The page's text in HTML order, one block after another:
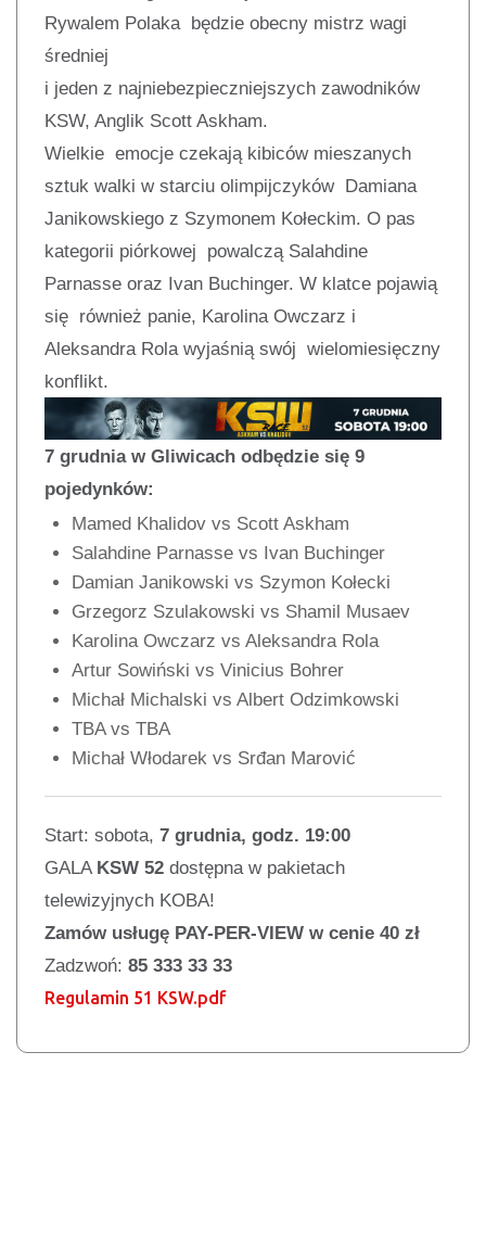
Rywalem Polaka będzie obecny mistrz wagi
średniej
i jeden z najniebezpieczniejszych zawodników
KSW, Anglik Scott Askham.
Wielkie emocje czekają kibiców mieszanych
sztuk walki w starciu olimpijczyków Damiana
Janikowskiego z Szymonem Kołeckim. O pas
kategorii piórkowej powalczą Salahdine
Parnasse oraz Ivan Buchinger. W klatce pojawią
się również panie, Karolina Owczarz i
Aleksandra Rola wyjaśnią swój wielomiesięczny
konflikt.
7 grudnia w Gliwicach odbędzie się 9
pojedynków:
Mamed Khalidov vs Scott Askham
Salahdine Parnasse vs Ivan Buchinger
Damian Janikowski vs Szymon Kołecki
Grzegorz Szulakowski vs Shamil Musaev
Karolina Owczarz vs Aleksandra Rola
Artur Sowiński vs Vinicius Bohrer
Michał Michalski vs Albert Odzimkowski
TBA vs TBA
Michał Włodarek vs Srđan Marović
Start: sobota, 7 grudnia, godz. 19:00
GALA KSW 52 dostępna w pakietach
telewizyjnych KOBA!
Zamów usługę PAY-PER-VIEW w cenie 40 zł
Zadzwoń: 85 333 33 33
Regulamin 51 KSW.pdf